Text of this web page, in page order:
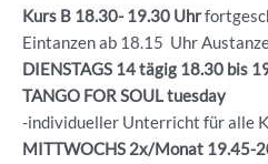
Kurs B 18.30- 19.30 Uhr
Eintanzen ab 18.15 Uhr
DIENSTAGS 14 tägig 18.30 bis
TANGO FOR SOUL tuesday
-individueller Unterricht für alle
MITTWOCHS 2x/Monat 19.45-